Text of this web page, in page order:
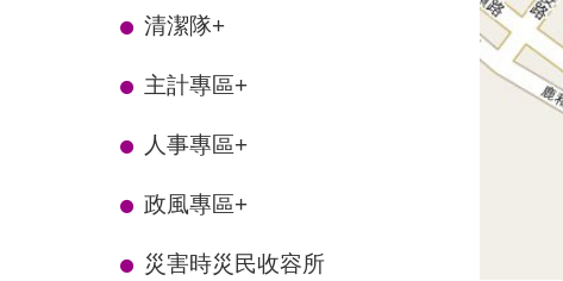
清潔隊+
主計專區+
人事專區+
政風專區+
災害時災民收容所